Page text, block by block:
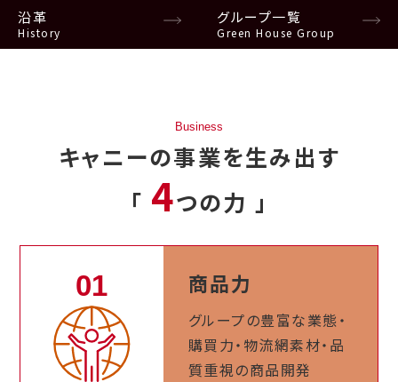
沿革
History
グループ一覧
Green House Group
Business
キャニーの事業を生み出す
「 4つの力 」
商品力
グループの豊富な業態・
購買力・物流網素材・品
質重視の商品開発